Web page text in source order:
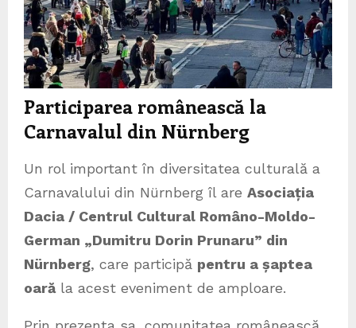
Participarea românească la
Carnavalul din Nürnberg
Un rol important în diversitatea culturală a
Carnavalului din Nürnberg îl are Asociația
Dacia / Centrul Cultural Româno-Moldo-
German „Dumitru Dorin Prunaru” din
Nürnberg, care participă pentru a șaptea
oarăla acest eveniment de amploare.